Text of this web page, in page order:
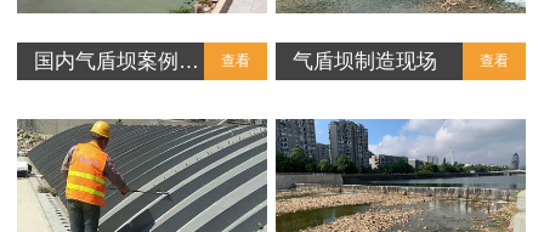
国内气盾坝案例… 查看 气盾坝制造现场 查看